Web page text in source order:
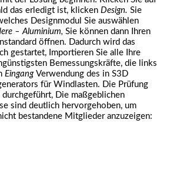
das erledigt ist, klicken Design. Sie
Designmodul Sie auswählen
– Aluminium, Sie können dann Ihren
öffnen. Dadurch wird das
gestartet, Importieren Sie alle Ihre
Bemessungskräfte, die links
Eingang Verwendung des in S3D
für Windlasten. Die Prüfung
Die maßgeblichen
sind deutlich hervorgehoben, um
bestandene Mitglieder anzuzeigen: